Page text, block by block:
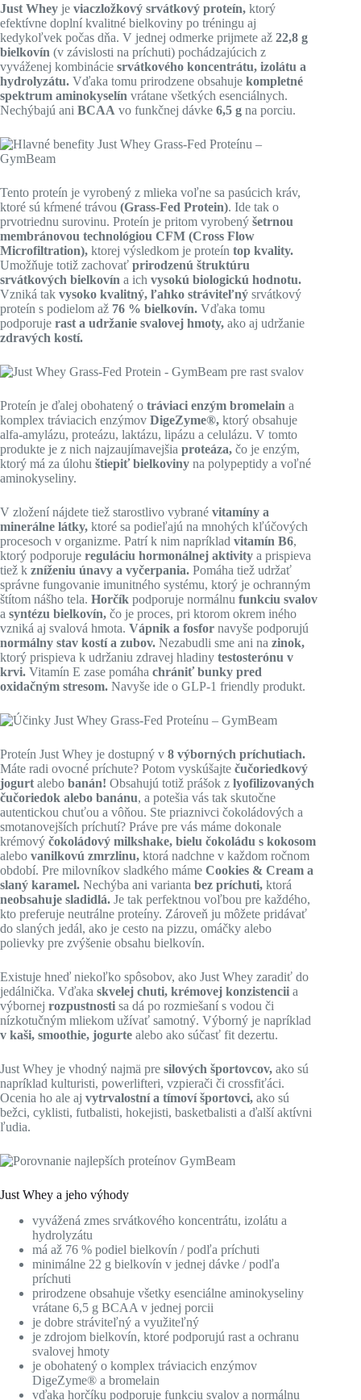
Just Whey je viaczložkový srvátkový proteín, ktorý
efektívne doplní kvalitné bielkoviny po tréningu aj
kedykoľvek počas dňa. V jednej odmerke prijmete až 22,8 g
bielkovín (v závislosti na príchuti) pochádzajúcich z
vyváženej kombinácie srvátkového koncentrátu, izolátu a
hydrolyzátu. Vďaka tomu prirodzene obsahuje kompletné
spektrum aminokyselín vrátane všetkých esenciálnych.
Nechýbajú ani BCAA vo funkčnej dávke 6,5 g na porciu.
Tento proteín je vyrobený z mlieka voľne sa pasúcich kráv,
ktoré sú kŕmené trávou (Grass-Fed Protein). Ide tak o
prvotriednu surovinu. Proteín je pritom vyrobený šetrnou
membránovou technológiou CFM (Cross Flow
Microfiltration), ktorej výsledkom je proteín top kvality.
Umožňuje totiž zachovať prirodzenú štruktúru
srvátkových bielkovín a ich vysokú biologickú hodnotu.
Vzniká tak vysoko kvalitný, ľahko stráviteľný srvátkový
proteín s podielom až 76 % bielkovín. Vďaka tomu
podporuje rast a udržanie svalovej hmoty, ako aj udržanie
zdravých kostí.
Proteín je ďalej obohatený o tráviaci enzým bromelain a
komplex tráviacich enzýmov DigeZyme®, ktorý obsahuje
alfa-amylázu, proteázu, laktázu, lipázu a celulázu. V tomto
produkte je z nich najzaujímavejšia proteáza, čo je enzým,
ktorý má za úlohu štiepiť bielkoviny na polypeptidy a voľné
aminokyseliny.
V zložení nájdete tiež starostlivo vybrané vitamíny a
minerálne látky, ktoré sa podieľajú na mnohých kľúčových
procesoch v organizme. Patrí k nim napríklad vitamín B6,
ktorý podporuje reguláciu hormonálnej aktivity a prispieva
tiež k zníženiu únavy a vyčerpania. Pomáha tiež udržať
správne fungovanie imunitného systému, ktorý je ochranným
štítom nášho tela. Horčík podporuje normálnu funkciu svalov
a syntézu bielkovín, čo je proces, pri ktorom okrem iného
vzniká aj svalová hmota. Vápnik a fosfor navyše podporujú
normálny stav kostí a zubov. Nezabudli sme ani na zinok,
ktorý prispieva k udržaniu zdravej hladiny testosterónu v
krvi. Vitamín E zase pomáha chrániť bunky pred
oxidačným stresom. Navyše ide o GLP-1 friendly produkt.
Proteín Just Whey je dostupný v 8 výborných príchutiach.
Máte radi ovocné príchute? Potom vyskúšajte čučoriedkový
jogurt alebo banán! Obsahujú totiž prášok z lyofilizovaných
čučoriedok alebo banánu, a potešia vás tak skutočne
autentickou chuťou a vôňou. Ste priaznivci čokoládových a
smotanovejších príchutí? Práve pre vás máme dokonale
krémový čokoládový milkshake, bielu čokoládu s kokosom
alebo vanilkovú zmrzlinu, ktorá nadchne v každom ročnom
období. Pre milovníkov sladkého máme Cookies & Cream a
slaný karamel. Nechýba ani varianta bez príchuti, ktorá
neobsahuje sladidlá. Je tak perfektnou voľbou pre každého,
kto preferuje neutrálne proteíny. Zároveň ju môžete pridávať
do slaných jedál, ako je cesto na pizzu, omáčky alebo
polievky pre zvýšenie obsahu bielkovín.
Existuje hneď niekoľko spôsobov, ako Just Whey zaradiť do
jedálnička. Vďaka skvelej chuti, krémovej konzistencii a
výbornej rozpustnosti sa dá po rozmiešaní s vodou či
nízkotučným mliekom užívať samotný. Výborný je napríklad
v kaši, smoothie, jogurte alebo ako súčasť fit dezertu.
Just Whey je vhodný najmä pre silových športovcov, ako sú
napríklad kulturisti, powerlifteri, vzpierači či crossfiťáci.
Ocenia ho ale aj vytrvalostní a tímoví športovci, ako sú
bežci, cyklisti, futbalisti, hokejisti, basketbalisti a ďalší aktívni
ľudia.
Just Whey a jeho výhody
vyvážená zmes srvátkového koncentrátu, izolátu a
hydrolyzátu
má až 76 % podiel bielkovín / podľa príchuti
minimálne 22 g bielkovín v jednej dávke / podľa
príchuti
prirodzene obsahuje všetky esenciálne aminokyseliny
vrátane 6,5 g BCAA v jednej porcii
je dobre stráviteľný a využiteľný
je zdrojom bielkovín, ktoré podporujú rast a ochranu
svalovej hmoty
je obohatený o komplex tráviacich enzýmov
DigeZyme® a bromelain
vďaka horčíku podporuje funkciu svalov a normálnu